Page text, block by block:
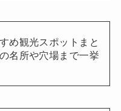
め観光スポットまと
名所や穴場まで一挙